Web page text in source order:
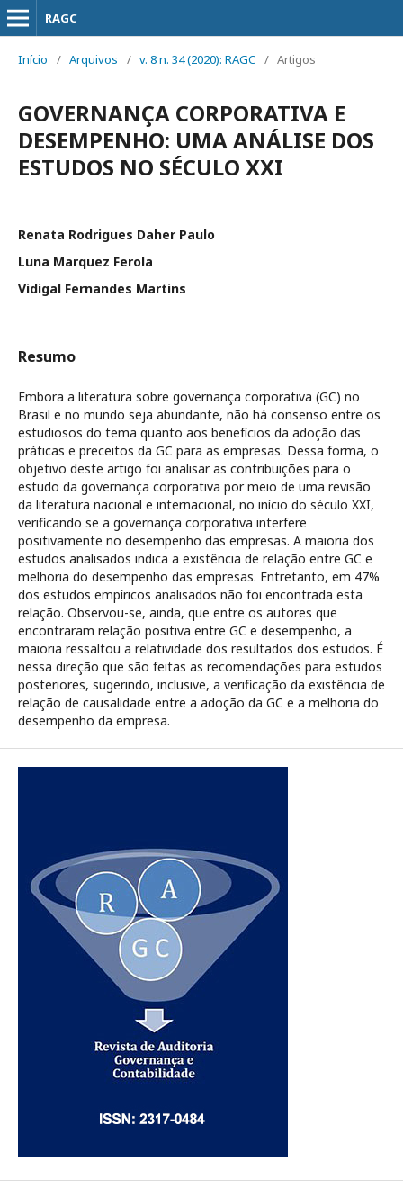
RAGC
Início / Arquivos / v. 8 n. 34 (2020): RAGC / Artigos
GOVERNANÇA CORPORATIVA E
DESEMPENHO: UMA ANÁLISE DOS
ESTUDOS NO SÉCULO XXI
Renata Rodrigues Daher Paulo
Luna Marquez Ferola
Vidigal Fernandes Martins
Resumo
Embora a literatura sobre governança corporativa (GC) no
Brasil e no mundo seja abundante, não há consenso entre os
estudiosos do tema quanto aos benefícios da adoção das
práticas e preceitos da GC para as empresas. Dessa forma, o
objetivo deste artigo foi analisar as contribuições para o
estudo da governança corporativa por meio de uma revisão
da literatura nacional e internacional, no início do século XXI,
verificando se a governança corporativa interfere
positivamente no desempenho das empresas. A maioria dos
estudos analisados indica a existência de relação entre GC e
melhoria do desempenho das empresas. Entretanto, em 47%
dos estudos empíricos analisados não foi encontrada esta
relação. Observou-se, ainda, que entre os autores que
encontraram relação positiva entre GC e desempenho, a
maioria ressaltou a relatividade dos resultados dos estudos. É
nessa direção que são feitas as recomendações para estudos
posteriores, sugerindo, inclusive, a verificação da existência de
relação de causalidade entre a adoção da GC e a melhoria do
desempenho da empresa.